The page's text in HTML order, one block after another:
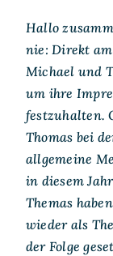
Hallo
nie: Direkt
Michael und
um ihre
festzuhalten.
Thomas bei
allgemeine
in diesem
Themas
wieder als
der Folge